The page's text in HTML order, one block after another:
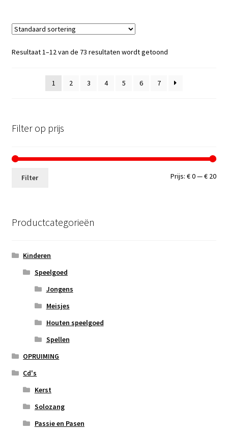
Resultaat 1–12 van de 73 resultaten wordt getoond
1 2 3 4 5 6 7
Filter op prijs
Min.
Filter Prijs:€ 0—€ 20
Productcategorieën
Kinderen
Speelgoed
Jongens
Meisjes
Houten speelgoed
Spellen
OPRUIMING
Cd's
Kerst
Solozang
Passie en Pasen